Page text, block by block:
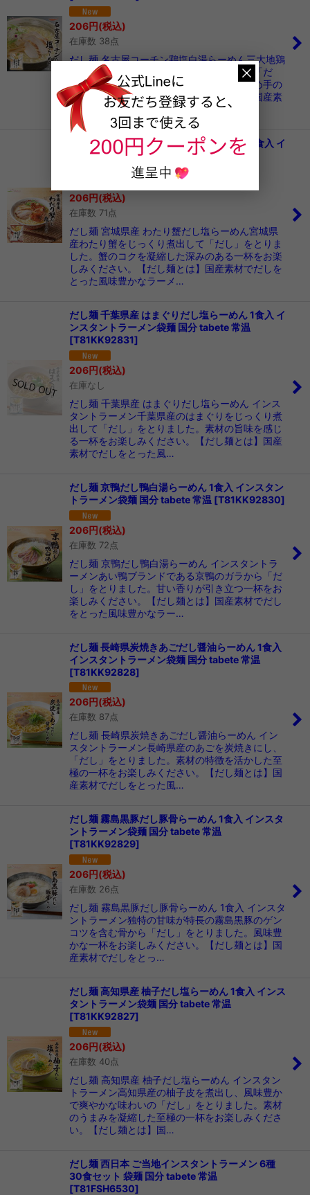
206円(税込)
在庫数 38点
だし麺 名古屋コーチン鶏塩白湯らーめん三大地鶏
の一つ、名古屋コーチンのガラを煮出して「だ
し」をとりました。ジューシーな旨味が決め手の
一杯をお楽しみください。【だし麺とは】国産素
材でだしをとった風味豊か…
だし麺 宮城県産 わたり蟹だし塩らーめん 1食入 イ
ンスタントラーメン袋麺 国分 tabete 常温
T81KK92832]
206円(税込)
在庫数 71点
だし麺 宮城県産 わたり蟹だし塩らーめん宮城県
産わたり蟹をじっくり煮出して「だし」をとりま
した。蟹のコクを凝縮した深みのある一杯をお楽
しみください。【だし麺とは】国産素材でだしを
とった風味豊かなラーメ…
だし麺 千葉県産 はまぐりだし塩らーめん 1食入 イ
ンスタントラーメン袋麺 国分 tabete 常温
[T81KK92831]
206円(税込)
在庫なし
だし麺 千葉県産 はまぐりだし塩らーめん インス
タントラーメン千葉県産のはまぐりをじっくり煮
出して「だし」をとりました。素材の旨味を感じ
る一杯をお楽しみください。【だし麺とは】国産
素材でだしをとった風…
だし麺 京鴨だし鴨白湯らーめん 1食入 インスタン
トラーメン袋麺 国分 tabete 常温 [T81KK92830]
206円(税込)
在庫数 72点
だし麺 京鴨だし鴨白湯らーめん インスタントラ
ーメンあい鴨ブランドである京鴨のガラから「だ
し」をとりました。甘い香りが引き立つ一杯をお
楽しみください。【だし麺とは】国産素材でだし
をとった風味豊かなラー…
だし麺 長崎県炭焼きあごだし醤油らーめん 1食入
インスタントラーメン袋麺 国分 tabete 常温
[T81KK92828]
206円(税込)
在庫数 87点
だし麺 長崎県炭焼きあごだし醤油らーめん イン
スタントラーメン長崎県産のあごを炭焼きにし、
「だし」をとりました。素材の特徴を活かした至
極の一杯をお楽しみください。【だし麺とは】国
産素材でだしをとった風…
だし麺 霧島黒豚だし豚骨らーめん 1食入 インスタ
ントラーメン袋麺 国分 tabete 常温
[T81KK92829]
206円(税込)
在庫数 26点
だし麺 霧島黒豚だし豚骨らーめん 1食入 インスタ
ントラーメン独特の甘味が特長の霧島黒豚のゲン
コツを含む骨から「だし」をとりました。風味豊
かな一杯をお楽しみください。【だし麺とは】国
産素材でだしをとっ…
だし麺 高知県産 柚子だし塩らーめん 1食入 インス
タントラーメン袋麺 国分 tabete 常温
[T81KK92827]
206円(税込)
在庫数 40点
だし麺 高知県産 柚子だし塩らーめん インスタン
トラーメン高知県産の柚子皮を煮出し、風味豊か
で爽やかな味わいの「だし」をとりました。素材
のうまみを凝縮した至極の一杯をお楽しみくださ
い。【だし麺とは】国…
だし麺 西日本 ご当地インスタントラーメン 6種
30食セット 袋麺 国分 tabete 常温
[T81FSH6530]